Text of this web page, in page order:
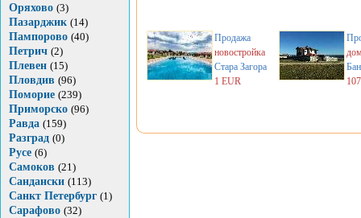
Оряхово (3)
Пазарджик (14)
Пампорово (40)
Петрич (2)
Плевен (15)
Пловдив (96)
Поморие (239)
Приморско (96)
Равда (159)
Разград (0)
Русе (6)
Самоков (21)
Сандански (113)
Санкт Петербург (1)
Сарафово (32)
Продажа
новостройка
Стара Загора
1 EUR